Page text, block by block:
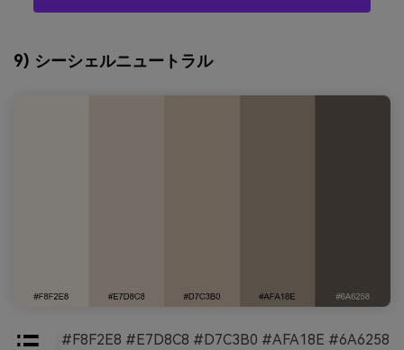
9) シーシェルニュートラル
HEX：
#F8F2E8 #E7D8C8 #D7C3B0 #AFA18E #6A6258